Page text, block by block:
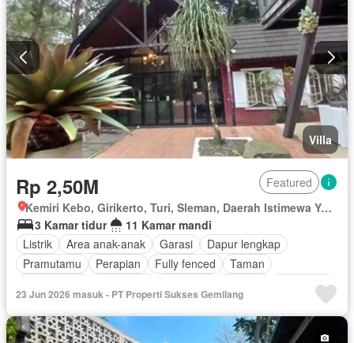
Villa
Rp 2,50M
Featured
Kemiri Kebo, Girikerto, Turi, Sleman, Daerah Istimewa Yogyakarta
3 Kamar tidur
11 Kamar mandi
Listrik
Area anak-anak Garasi
Dapur lengkap
Pramutamu
Perapian Fully fenced
Taman
Gas alam
Outdoor entertaining area
Pemandangan panorama
Taman atap
Air Berperabot lengkap
23 Jun 2026 masuk - PT Properti Sukses Gemilang